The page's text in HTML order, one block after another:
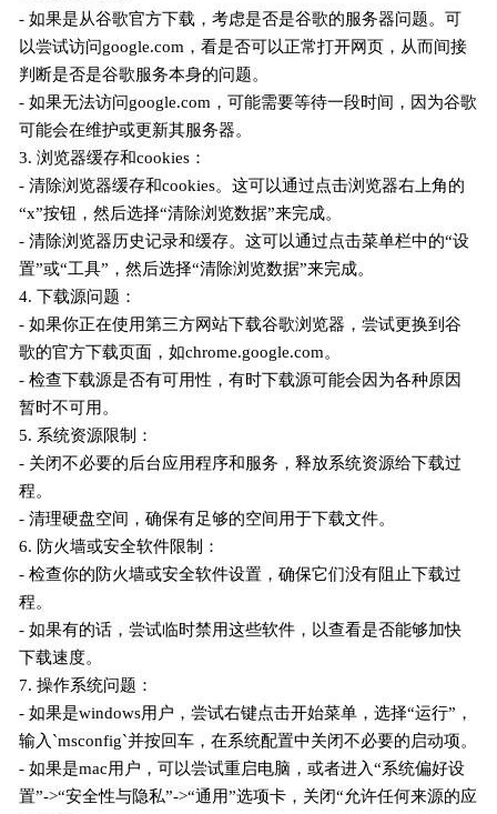
- 如果是从谷歌官方下载，考虑是否是谷歌的服务器问题。可
以尝试访问google.com，看是否可以正常打开网页，从而间接
判断是否是谷歌服务本身的问题。
- 如果无法访问google.com，可能需要等待一段时间，因为谷歌
可能会在维护或更新其服务器。
3. 浏览器缓存和cookies：
- 清除浏览器缓存和cookies。这可以通过点击浏览器右上角的
“x”按钮，然后选择“清除浏览数据”来完成。
- 清除浏览器历史记录和缓存。这可以通过点击菜单栏中的“设
置”或“工具”，然后选择“清除浏览数据”来完成。
4. 下载源问题：
- 如果你正在使用第三方网站下载谷歌浏览器，尝试更换到谷
歌的官方下载页面，如chrome.google.com。
- 检查下载源是否有可用性，有时下载源可能会因为各种原因
暂时不可用。
5. 系统资源限制：
- 关闭不必要的后台应用程序和服务，释放系统资源给下载过
程。
- 清理硬盘空间，确保有足够的空间用于下载文件。
6. 防火墙或安全软件限制：
- 检查你的防火墙或安全软件设置，确保它们没有阻止下载过
程。
- 如果有的话，尝试临时禁用这些软件，以查看是否能够加快
下载速度。
7. 操作系统问题：
- 如果是windows用户，尝试右键点击开始菜单，选择“运行”，
输入`msconfig`并按回车，在系统配置中关闭不必要的启动项。
- 如果是mac用户，可以尝试重启电脑，或者进入“系统偏好设
置”->“安全性与隐私”->“通用”选项卡，关闭“允许任何来源的应